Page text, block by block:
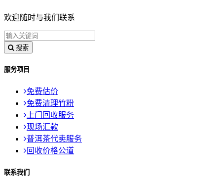
欢迎随时与我们联系
搜索
服务项目
免费估价
免费清理竹粉
上门回收服务
现场汇款
普洱茶代卖服务
回收价格公道
联系我们